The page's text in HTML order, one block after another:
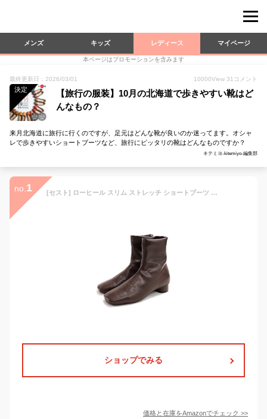
メンズ キッズ レディース マイページ
本ページはプロモーションを含みます
最終更新日：2026/03/01 10000View 31 コメント
決定
【旅行の服装】10月の北海道で歩きやすい靴はど
んなもの？
来月北海道に旅行に行くのですが、足元はどんな靴が良いのか迷ってます。オシャ
レで歩きやすいショートブーツなど、旅行にピッタリの靴はどんなものですか？
キテミヨ-kitemiyo-編集部
no. 1 [セスト] ローヒール スリム ストレッチ ショートブーツ レディース LL ダークブラウン DWB67000-DBR-LL
ショップでみる
価格と在庫をAmazonでチェック >>